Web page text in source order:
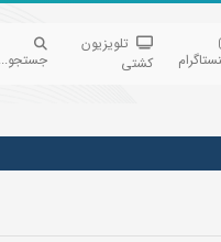
تلویزیون
کشتی
جستجو...